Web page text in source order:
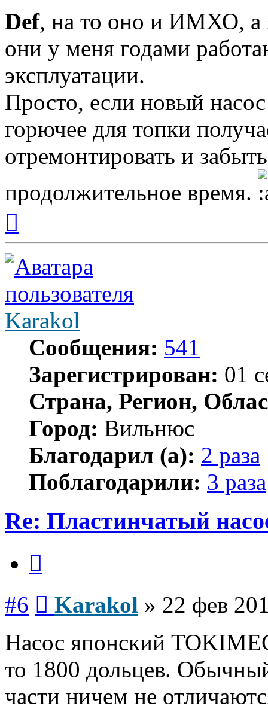
Def, на то оно и ИМХО, а
они у меня годами
эксплуатации.
Просто, если новый
горючее для топки
отремонтировать и
продолжительное время.
началу
Karakol
Сообщения: 541
Зарегистрирован: 01
Страна, Регион,
Город: Вильнюс
Благодарил (а): 2 раза
Поблагодарили: 3 раза
Re: Пластинчатый
#6 Karakol » 22 фев
Насос японский
то 1800 дольцев.
части ничем не